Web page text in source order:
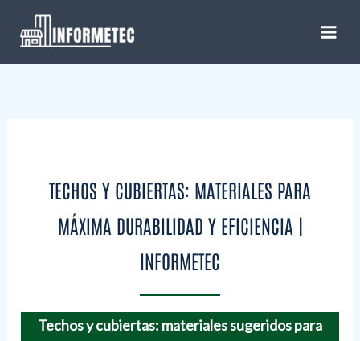
contenido
TECHOS Y CUBIERTAS: MATERIALES PARA
MÁXIMA DURABILIDAD Y EFICIENCIA |
INFORMETEC
Techos y cubiertas: materiales sugeridos para